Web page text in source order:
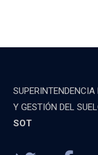
Y GESTIÓN DEL
SOT